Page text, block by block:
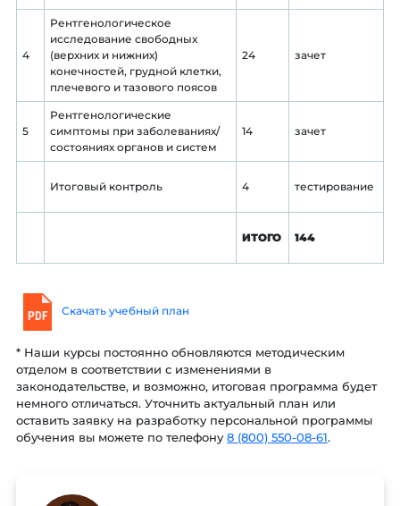
4
Рентгенологическое
исследование свободных
(верхних и нижних)
конечностей, грудной клетки,
плечевого и тазового поясов
24 зачет
5
Рентгенологические
симптомы при заболеваниях/
состояниях органов и систем
14 зачет
Итоговый контроль 4 тестирование
ИТОГО 144
Скачать учебный план
* Наши курсы постоянно обновляются методическим
отделом в соответствии с изменениями в
законодательстве, и возможно, итоговая программа будет
немного отличаться. Уточнить актуальный план или
оставить заявку на разработку персональной программы
обучения вы можете по телефону8 (800) 550-08-61.